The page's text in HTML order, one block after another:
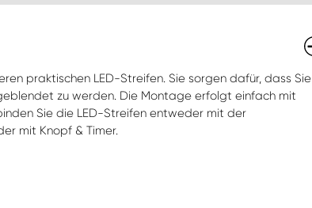
praktischen LED-Streifen. Sie sorgen dafür, dass Sie
zu werden. Die Montage erfolgt einfach mit
Sie die LED-Streifen entweder mit der
mit Knopf & Timer.